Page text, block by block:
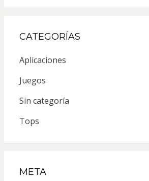
CATEGORÍAS
Aplicaciones
Juegos
Sin categoría
Tops
META